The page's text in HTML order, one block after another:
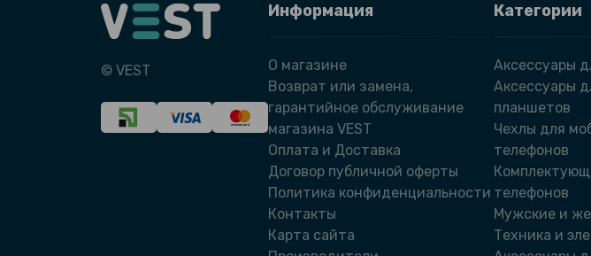
© VEST
Информация
О магазине
Возврат или замена,
гарантийное обслуживание
магазина VEST
Оплата и Доставка
Договор публичной оферты
Политика конфиденциальности
Контакты
Карта сайта
Категории
Аксессуары
Аксессуары
планшетов
Чехлы для
телефонов
телефонов
Мужские и
Техника и